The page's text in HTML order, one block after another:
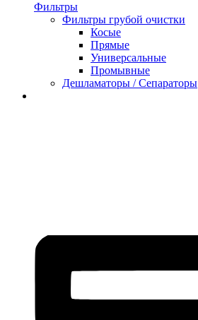
Фильтры
Фильтры грубой очистки
Косые
Прямые
Универсальные
Промывные
Дешламаторы / Сепараторы